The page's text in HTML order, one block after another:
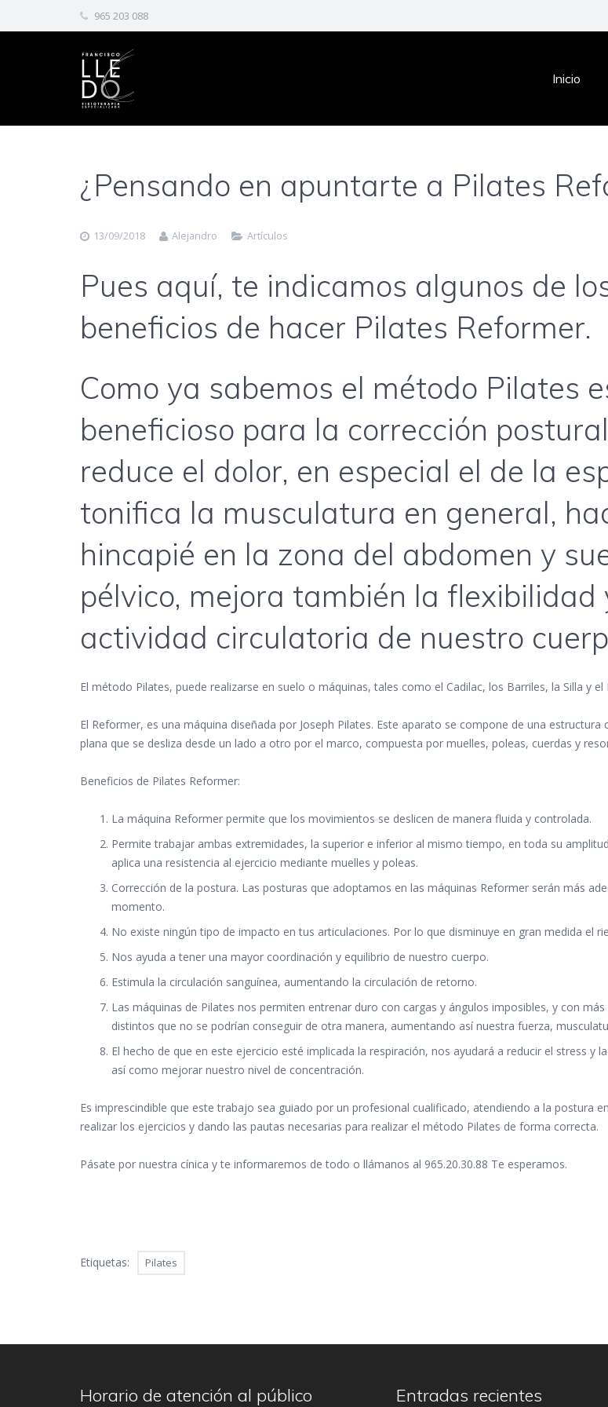
965 203 088
Inicio
¿Pensando en apuntarte a Pilates
13/09/2018 Alejandro Artículos
Pues aquí, te indicamos algunos de
beneficios de hacer Pilates Reformer.
Como ya sabemos el método Pilates
beneficioso para la corrección
reduce el dolor, en especial el de la
tonifica la musculatura en general,
hincapié en la zona del abdomen y
pélvico, mejora también la flexibilidad
actividad circulatoria de nuestro
El método Pilates, puede realizarse en suelo o máquinas, tales como el Cadilac, los Barriles, la Silla y el
El Reformer, es una máquina diseñada por Joseph Pilates. Este aparato se compone de una estructura
plana que se desliza desde un lado a otro por el marco, compuesta por muelles, poleas, cuerdas y
Beneficios de Pilates Reformer:
La máquina Reformer permite que los movimientos se deslicen de manera fluida y controlada.
Permite trabajar ambas extremidades, la superior e inferior al mismo tiempo, en toda su
aplica una resistencia al ejercicio mediante muelles y poleas.
Corrección de la postura. Las posturas que adoptamos en las máquinas Reformer serán más
momento.
No existe ningún tipo de impacto en tus articulaciones. Por lo que disminuye en gran medida el
Nos ayuda a tener una mayor coordinación y equilibrio de nuestro cuerpo.
Estimula la circulación sanguínea, aumentando la circulación de retorno.
Las máquinas de Pilates nos permiten entrenar duro con cargas y ángulos imposibles, y con
distintos que no se podrían conseguir de otra manera, aumentando así nuestra fuerza,
El hecho de que en este ejercicio esté implicada la respiración, nos ayudará a reducir el stress y
así como mejorar nuestro nivel de concentración.
Es imprescindible que este trabajo sea guiado por un profesional cualificado, atendiendo a la postura
realizar los ejercicios y dando las pautas necesarias para realizar el método Pilates de forma correcta.
Pásate por nuestra cínica y te informaremos de todo o llámanos al 965.20.30.88 Te esperamos.
Etiquetas: Pilates
Horario de atención al público Entradas recientes